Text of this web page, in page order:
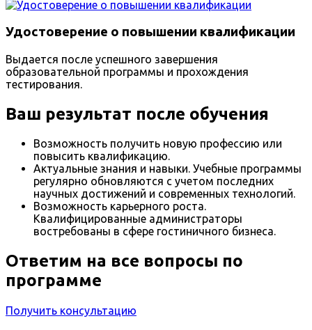
Удостоверение о повышении квалификации
Выдается после успешного завершения
образовательной программы и прохождения
тестирования.
Ваш результат после обучения
Возможность получить новую профессию или
повысить квалификацию.
Актуальные знания и навыки. Учебные программы
регулярно обновляются с учетом последних
научных достижений и современных технологий.
Возможность карьерного роста.
Квалифицированные администраторы
востребованы в сфере гостиничного бизнеса.
Ответим на все вопросы по
программе
Получить консультацию